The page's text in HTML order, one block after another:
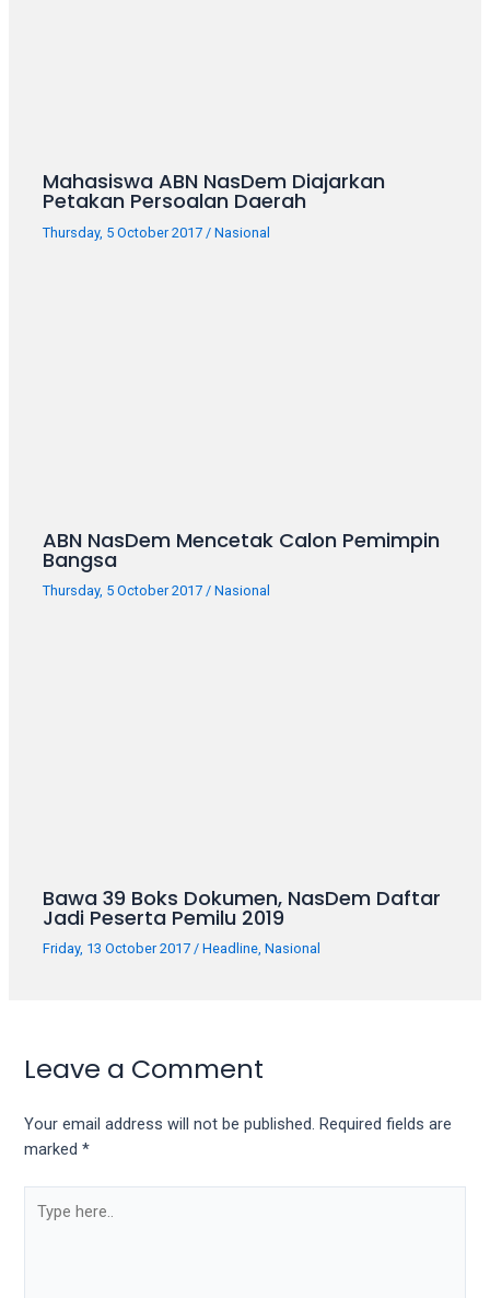
website.
Watching
Mahasiswa ABN NasDem Diajarkan
Petakan Persoalan Daerah
Thursday, 5 October 2017 /Nasional
ABN NasDem Mencetak Calon Pemimpin
Bangsa
Thursday, 5 October 2017 /Nasional
Bawa 39 Boks Dokumen, NasDem Daftar
Jadi Peserta Pemilu 2019
Friday, 13 October 2017/Headline,Nasional
Leave a Comment
Your email address will not be published. Required fields are
marked*